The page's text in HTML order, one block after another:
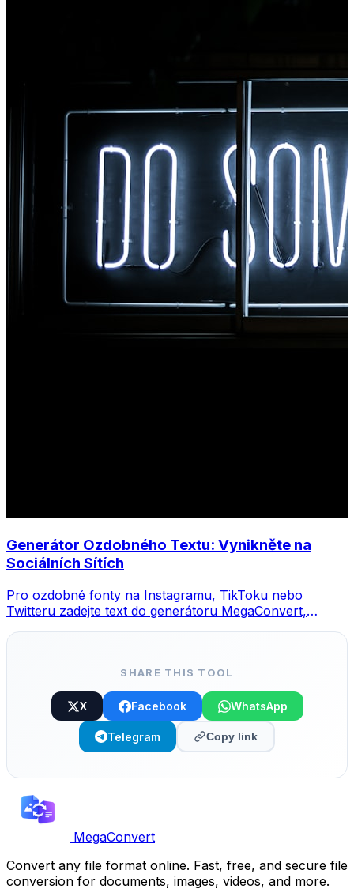
Generátor Ozdobného Textu: Vynikněte na
Sociálních Sítích
Pro ozdobné fonty na Instagramu, TikToku nebo
Twitteru zadejte text do generátoru MegaConvert,
SHARE THIS TOOL
X Facebook WhatsApp
Telegram Copy link
MegaConvert
Convert any file format online. Fast, free, and secure file
conversion for documents, images, videos, and more.